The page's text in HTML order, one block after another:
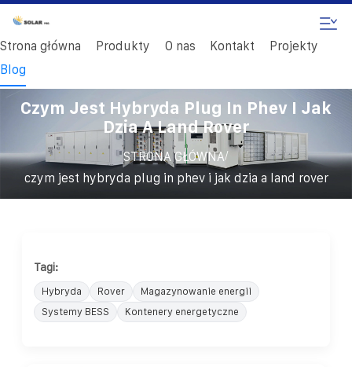
Strona główna Produkty O nas Kontakt
Projekty
Blog
Czym Jest Hybryda Plug In Phev I Jak
Dzia A Land Rover
STRONA GŁÓWNA/
czym jest hybryda plug in phev i jak dzia a land rover
Tagi:
Hybryda Rover
Magazynowanie energii
Systemy BESS
Kontenery energetyczne